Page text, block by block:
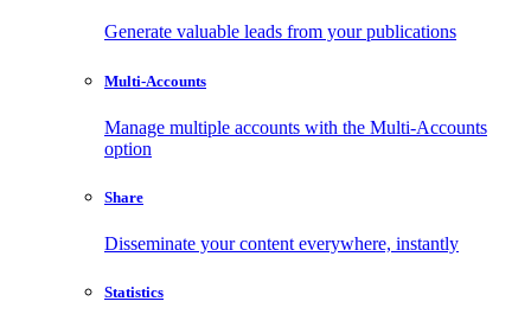
Generate valuable leads from your publications
Multi-Accounts
Manage multiple accounts with the Multi-Accounts
option
Share
Disseminate your content everywhere, instantly
Statistics